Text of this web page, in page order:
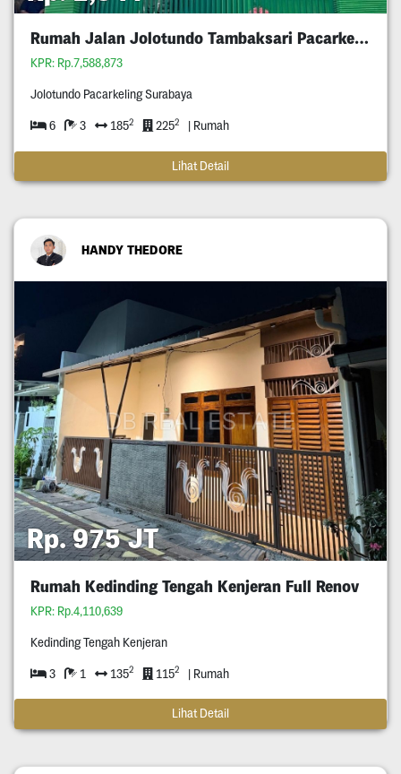
Rumah Jalan Jolotundo Tambaksari Pacarkeling
KPR: Rp.7,588,873
Jolotundo Pacarkeling Surabaya
6 3 1852 2252 | Rumah
Lihat Detail
HANDY THEDORE
Rp. 975 JT
Rumah Kedinding Tengah Kenjeran Full Renov
KPR: Rp.4,110,639
Kedinding Tengah Kenjeran
3 1 1352 1152 | Rumah
Lihat Detail